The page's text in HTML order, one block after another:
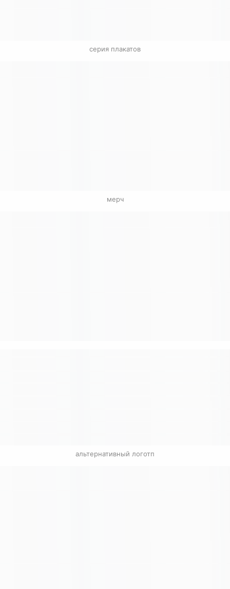
серия плакатов
мерч
альтернативный логотп